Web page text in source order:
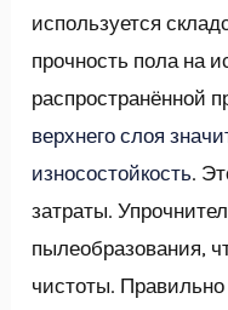
используется
прочность пола на
распространённой
верхнего слоя
износостойкость.
затраты.
пылеобразования,
чистоты.